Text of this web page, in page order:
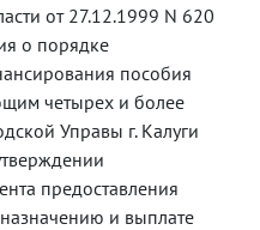
от 27.12.1999 N 620
о порядке
пособия
четырех и более
Управы г. Калуги
предоставления
назначению и выплате